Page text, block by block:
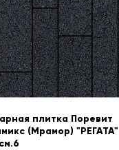
плитка Поревит
(Мрамор) "РЕГАТА"